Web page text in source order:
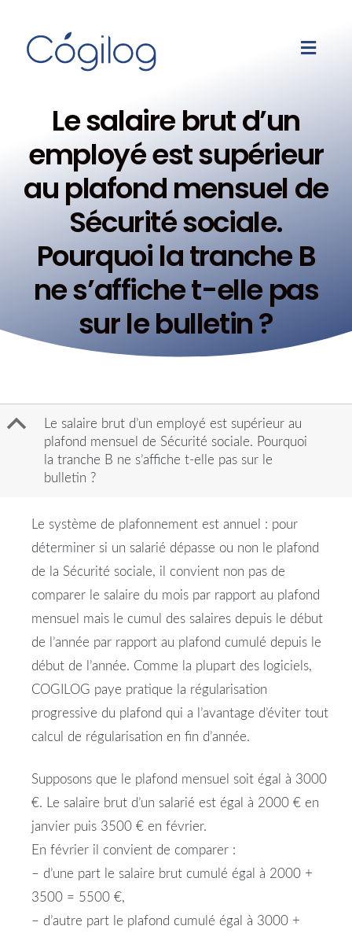
Le salaire brut d’un
employé est supérieur
au plafond mensuel de
Sécurité sociale.
Pourquoi la tranche B
ne s’affiche t-elle pas
sur le bulletin ?
B
Le salaire brut d’un employé est supérieur au
plafond mensuel de Sécurité sociale. Pourquoi
la tranche B ne s’affiche t-elle pas sur le
bulletin ?
Le système de plafonnement est annuel : pour
déterminer si un salarié dépasse ou non le plafond
de la Sécurité sociale, il convient non pas de
comparer le salaire du mois par rapport au plafond
mensuel mais le cumul des salaires depuis le début
de l’année par rapport au plafond cumulé depuis le
début de l’année. Comme la plupart des logiciels,
COGILOG paye pratique la régularisation
progressive du plafond qui a l’avantage d’éviter tout
calcul de régularisation en fin d’année.
Supposons que le plafond mensuel soit égal à 3000
€. Le salaire brut d’un salarié est égal à 2000 € en
janvier puis 3500 € en février.
En février il convient de comparer :
– d’une part le salaire brut cumulé égal à 2000 +
3500 = 5500 €,
– d’autre part le plafond cumulé égal à 3000 +